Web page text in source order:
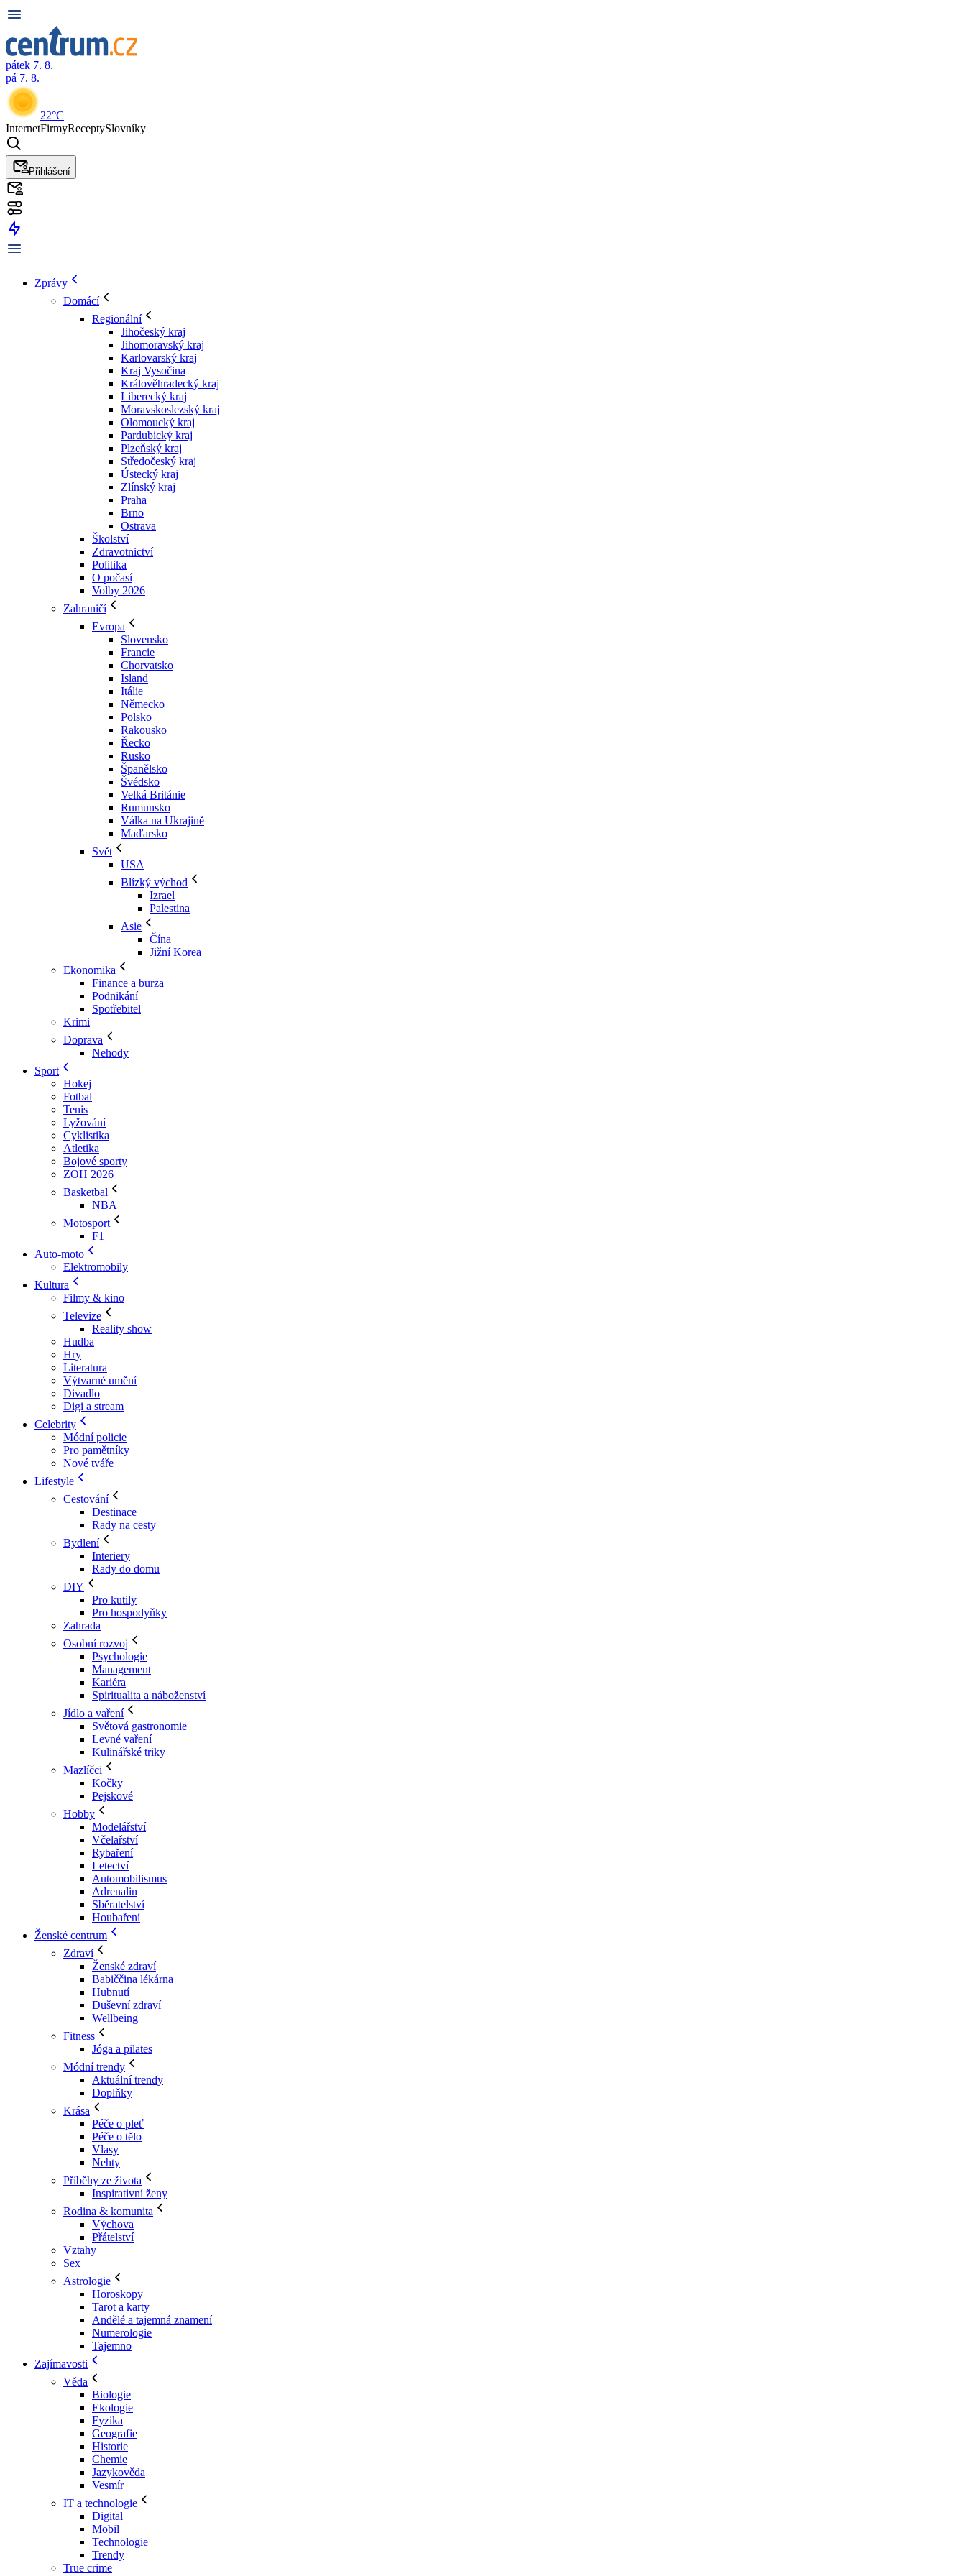
pátek 7. 8.
pá 7. 8.
22°C
InternetFirmyReceptySlovníky
Přihlášení
Zprávy
Domácí
Regionální
Jihočeský kraj
Jihomoravský kraj
Karlovarský kraj
Kraj Vysočina
Králověhradecký kraj
Liberecký kraj
Moravskoslezský kraj
Olomoucký kraj
Pardubický kraj
Plzeňský kraj
Středočeský kraj
Ústecký kraj
Zlínský kraj
Praha
Brno
Ostrava
Školství
Zdravotnictví
Politika
O počasí
Volby 2026
Zahraničí
Evropa
Slovensko
Francie
Chorvatsko
Island
Itálie
Německo
Polsko
Rakousko
Řecko
Rusko
Španělsko
Švédsko
Velká Británie
Rumunsko
Válka na Ukrajině
Maďarsko
Svět
USA
Blízký východ
Izrael
Palestina
Asie
Čína
Jižní Korea
Ekonomika
Finance a burza
Podnikání
Spotřebitel
Krimi
Doprava
Nehody
Sport
Hokej
Fotbal
Tenis
Lyžování
Cyklistika
Atletika
Bojové sporty
ZOH 2026
Basketbal
NBA
Motosport
F1
Auto-moto
Elektromobily
Kultura
Filmy & kino
Televize
Reality show
Hudba
Hry
Literatura
Výtvarné umění
Divadlo
Digi a stream
Celebrity
Módní policie
Pro pamětníky
Nové tváře
Lifestyle
Cestování
Destinace
Rady na cesty
Bydlení
Interiery
Rady do domu
DIY
Pro kutily
Pro hospodyňky
Zahrada
Osobní rozvoj
Psychologie
Management
Kariéra
Spiritualita a náboženství
Jídlo a vaření
Světová gastronomie
Levné vaření
Kulinářské triky
Mazlíčci
Kočky
Pejskové
Hobby
Modelářství
Včelařství
Rybaření
Letectví
Automobilismus
Adrenalin
Sběratelství
Houbaření
Ženské centrum
Zdraví
Ženské zdraví
Babiččina lékárna
Hubnutí
Duševní zdraví
Wellbeing
Fitness
Jóga a pilates
Módní trendy
Aktuální trendy
Doplňky
Krása
Péče o pleť
Péče o tělo
Vlasy
Nehty
Příběhy ze života
Inspirativní ženy
Rodina & komunita
Výchova
Přátelství
Vztahy
Sex
Astrologie
Horoskopy
Tarot a karty
Andělé a tajemná znamení
Numerologie
Tajemno
Zajímavosti
Věda
Biologie
Ekologie
Fyzika
Geografie
Historie
Chemie
Jazykověda
Vesmír
IT a technologie
Digital
Mobil
Technologie
Trendy
True crime